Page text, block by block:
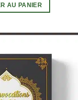
AU PANIER